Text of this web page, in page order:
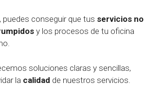
conseguir que tus servicios no
y los procesos de tu oficina
soluciones claras y sencillas,
la calidad de nuestros servicios.